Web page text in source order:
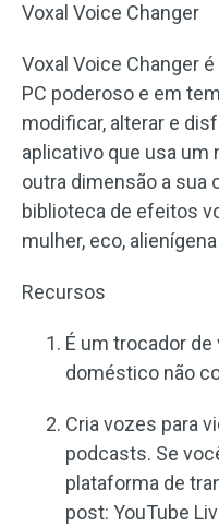
Voxal Voice Changer
Voxal Voice Changer
PC poderoso e em
modificar, alterar e
aplicativo que usa um
outra dimensão a sua
biblioteca de efeitos
mulher, eco,
Recursos
É um trocador
doméstico não
Cria vozes para
podcasts. Se
plataforma de
post: YouTube